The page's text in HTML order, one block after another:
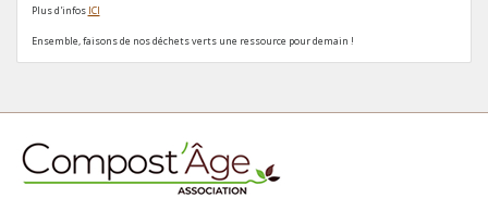
Plus d'infos ICI
Ensemble, faisons de nos déchets verts une ressource pour demain !